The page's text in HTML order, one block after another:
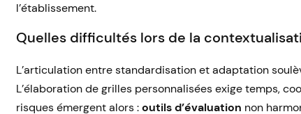
l’établissement.
Quelles difficultés lors de la
L’articulation entre standardisation et adaptation
L’élaboration de grilles personnalisées exige temps,
risques émergent alors :outils d’évaluation non